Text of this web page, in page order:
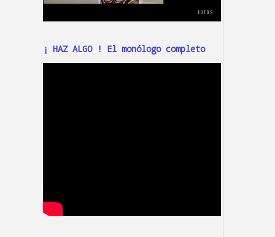
¡ HAZ ALGO ! El monólogo completo